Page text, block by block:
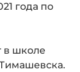
года по
в школе